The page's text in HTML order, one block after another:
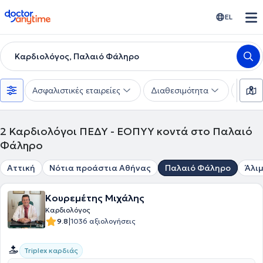
doctoranytime EL
Καρδιολόγος, Παλαιό Φάληρο
Ασφαλιστικές εταιρείες Διαθεσιμότητα
2 Καρδιολόγοι ΠΕΔΥ - ΕΟΠΥΥ κοντά στο Παλαιό
Φάληρο
Αττική Νότια προάστια Αθήνας Παλαιό Φάληρο
Κουρεμέτης Μιχάλης
Καρδιολόγος
9.8|1036 αξιολογήσεις
Triplex καρδιάς